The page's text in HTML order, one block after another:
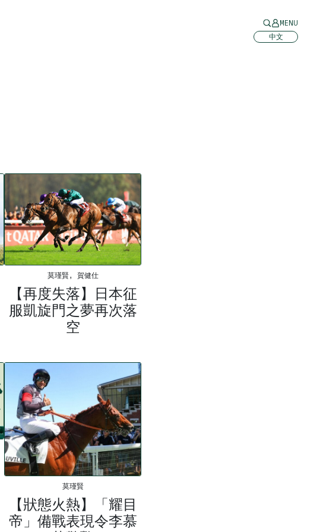
MENU
中文
莫瑾賢, 賀健仕
【再度失落】日本征
服凱旋門之夢再次落
空
莫瑾賢
【狀態火熱】「耀目
帝」備戰表現令李慕